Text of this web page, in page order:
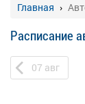
Главная
Расписание
07 авг